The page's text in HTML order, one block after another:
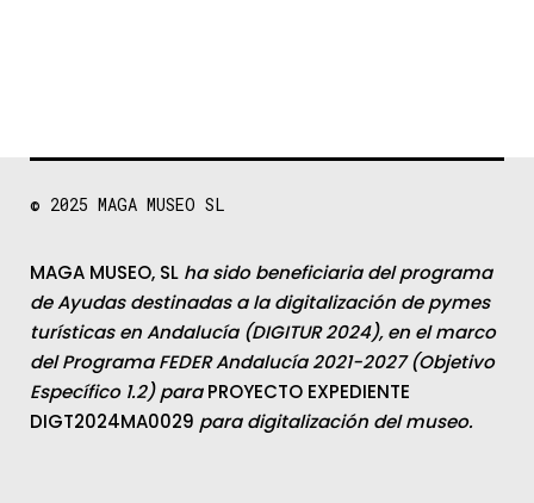
© 2025 MAGA MUSEO SL
MAGA MUSEO, SL ha sido beneficiaria del programa
de Ayudas destinadas a la digitalización de pymes
turísticas en Andalucía (DIGITUR 2024), en el marco
del Programa FEDER Andalucía 2021-2027 (Objetivo
Específico 1.2) paraPROYECTO EXPEDIENTE
DIGT2024MA0029 para digitalización del museo.